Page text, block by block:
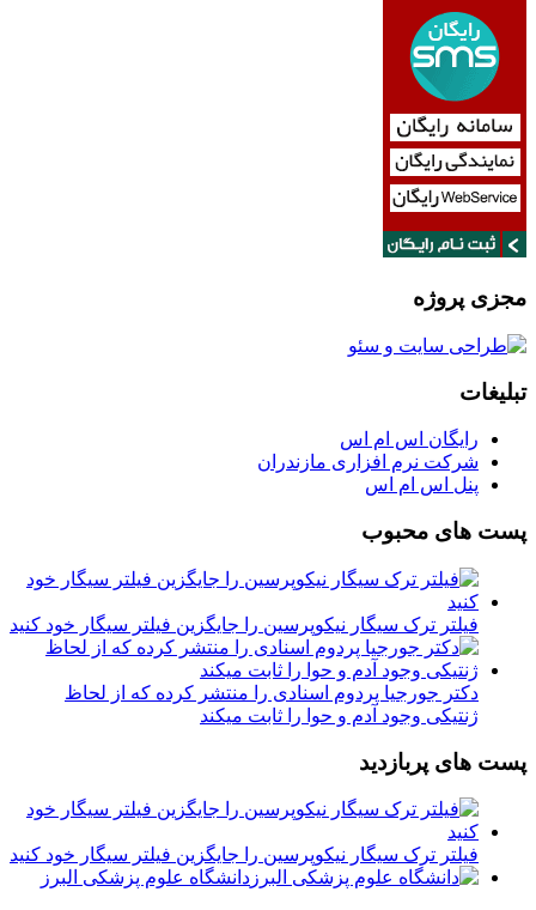
مجزی پروژه
تبلیغات
رایگان اس ام اس
شرکت نرم افزاری مازندران
پنل اس ام اس
پست های محبوب
فیلتر ترک سیگار نیکوپرسین را جایگزین فیلتر سیگار خود کنید
دکتر جورجیا پردوم اسنادی را منتشر کرده که از لحاظ
ژنتیکی وجود آدم و حوا را ثابت میکند
پست های پربازدید
فیلتر ترک سیگار نیکوپرسین را جایگزین فیلتر سیگار خود کنید
دانشگاه علوم پزشکی البرز